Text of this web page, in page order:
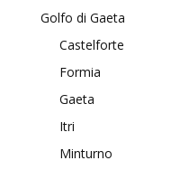
Golfo di Gaeta
Castelforte
Formia
Gaeta
Itri
Minturno